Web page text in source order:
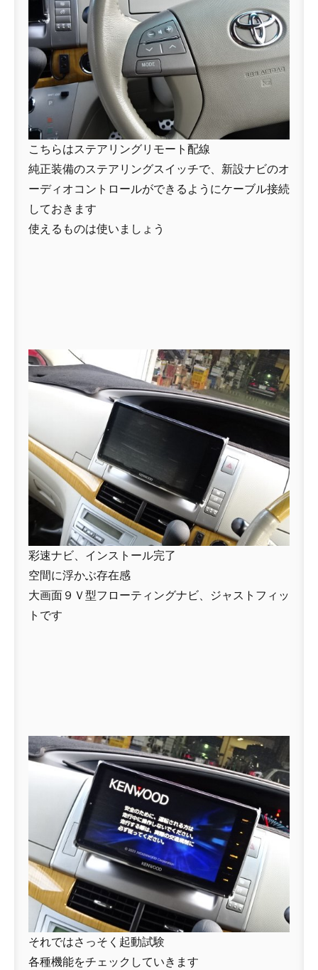
こちらはステアリングリモート配線
純正装備のステアリングスイッチで、新設ナビのオ
ーディオコントロールができるようにケーブル接続
しておきます
使えるものは使いましょう
彩速ナビ、インストール完了
空間に浮かぶ存在感
大画面９Ｖ型フローティングナビ、ジャストフィッ
トです
それではさっそく起動試験
各種機能をチェックしていきます